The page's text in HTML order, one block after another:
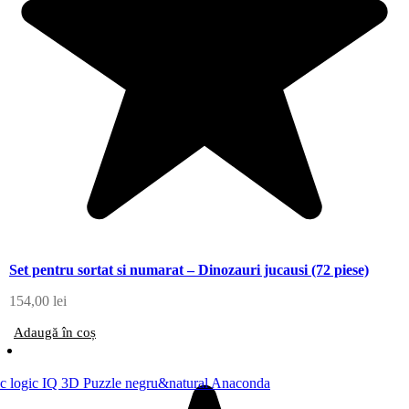
Set pentru sortat si numarat – Dinozauri jucausi (72 piese)
154,00 lei
Adaugă în coș